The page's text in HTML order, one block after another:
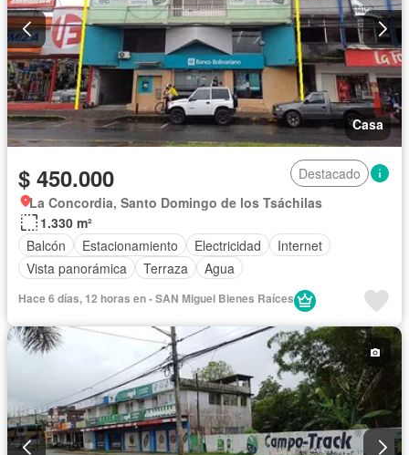
Casa
$ 450.000
Destacado
La Concordia, Santo Domingo de los Tsáchilas
1.330 m²
Balcón
Estacionamiento Electricidad
Internet
Vista panorámica
Terraza Agua
Hace 6 días, 12 horas en - SAN Miguel Bienes Raíces